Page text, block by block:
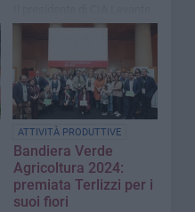
Bari-Bat: «Ingenti danni alle
accelerare il piano di
contenimento»
ATTIVITÀ PRODUTTIVE
Bandiera Verde
Agricoltura 2024:
premiata Terlizzi per i
suoi fiori